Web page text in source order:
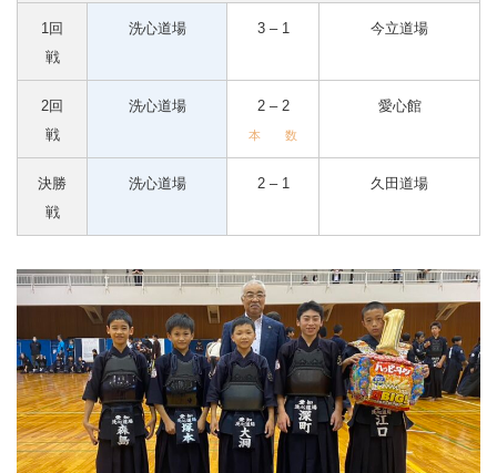
1回
戦
洗心道場 3 – 1 今立道場
2回
戦
洗心道場 2 – 2
本 数
愛心館
決勝
戦
洗心道場 2 – 1 久田道場